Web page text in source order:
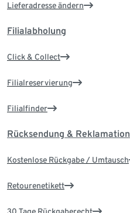
Lieferadresse ändern
Filialabholung
Click & Collect
Filialreservierung
Filialfinder
Rücksendung & Reklamation
Kostenlose Rückgabe / Umtausch
Retourenetikett